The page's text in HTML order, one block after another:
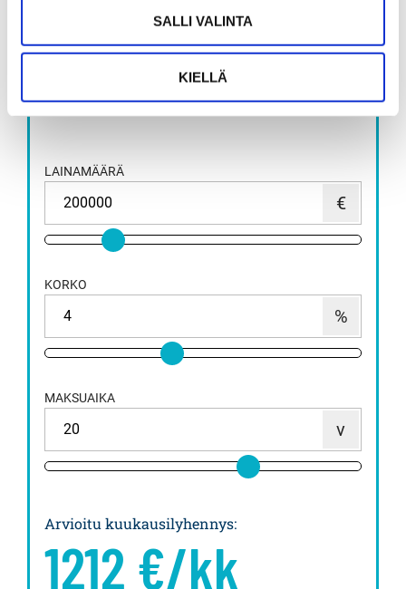
SALLI VALINTA
KIELLÄ
Huomioithan, että lopullisen lainasi tiedot voivat poiketa
hiukan laskurin antamista tiedoista.
LAINAMÄÄRÄ
KORKO
MAKSUAIKA
Arvioitu kuukausilyhennys:
1212 €/kk